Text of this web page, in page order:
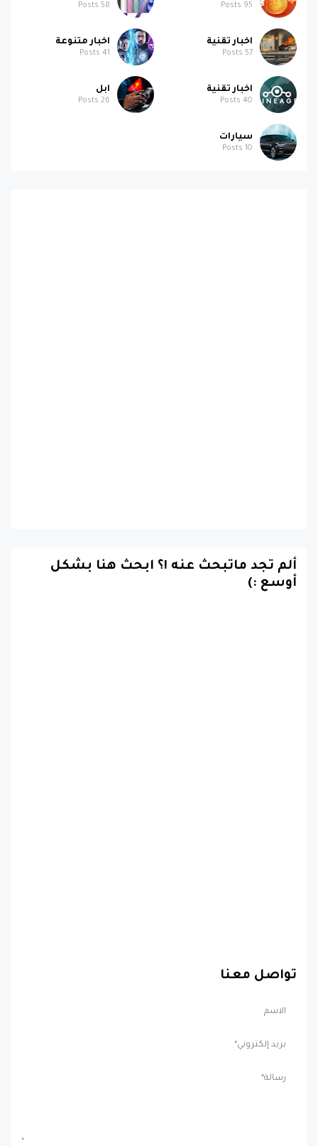
95
58
اخبار تقنية
57
اخبار متنوعة
41
اخبار تقنية
40
ابل
26
سيارات
10
ألم تجد ماتبحث عنه !؟ ابحث هنا بشكل
أوسع :)
تواصل معنا